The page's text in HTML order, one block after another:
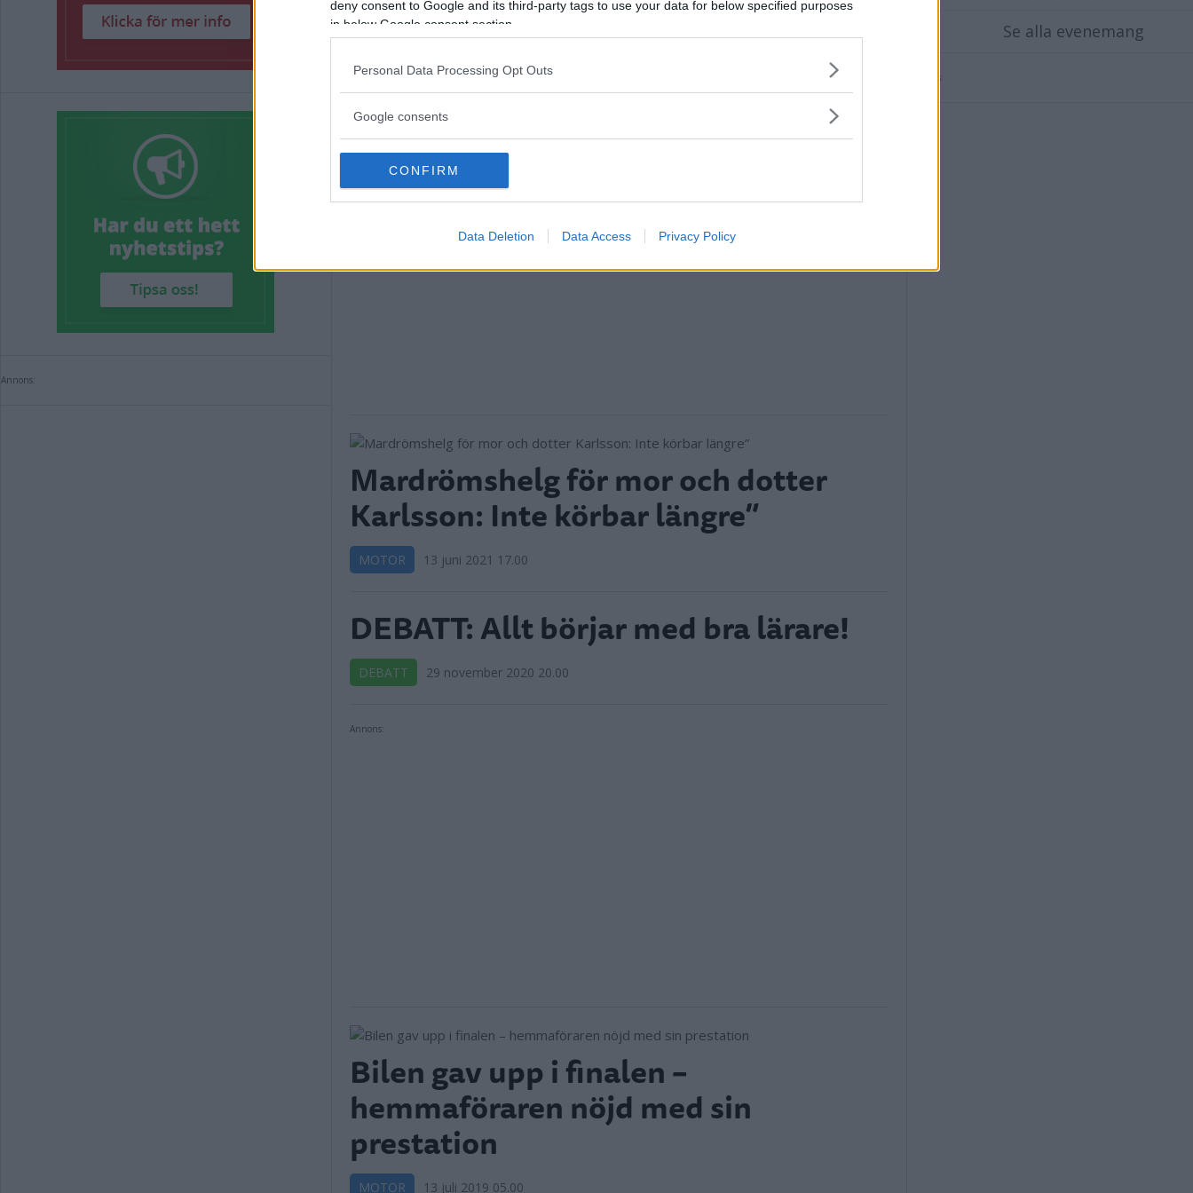
deny consent to Google and its third-party tags to use your data for below specified purposes
in below Google consent section.
Personal Data Processing Opt Outs
Google consents
CONFIRM
Data Deletion Data Access Privacy Policy
Annons:
det A-final i år?
MOTOR 13 juli 2022 19.54
Annons:
Mardrömshelg för mor och dotter
Karlsson: Inte körbar längre”
MOTOR 13 juni 2021 17.00
DEBATT: Allt börjar med bra lärare!
DEBATT 29 november 2020 20.00
Annons:
Bilen gav upp i finalen –
hemmaföraren nöjd med sin
prestation
MOTOR 13 juli 2019 05.00
Se alla evenemang
Annons: